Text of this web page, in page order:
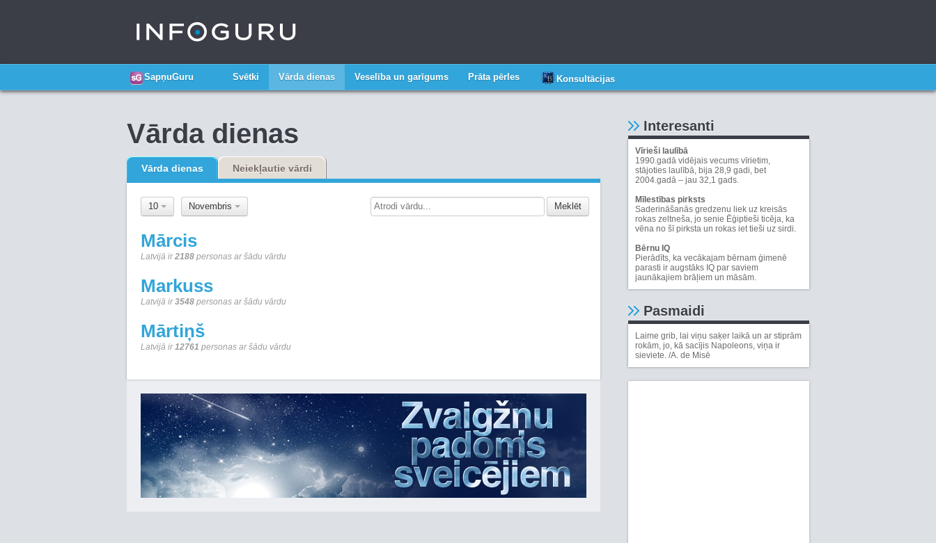
SapņuGuru Svētki Vārda dienas Veselība un garīgums Prāta pērles Konsultācijas
Vārda dienas
Vārda dienas Neiekļautie vārdi
10 Novembris Meklēt
Mārcis
Latvijā ir2188 personas ar šādu vārdu
Markuss
Latvijā ir3548 personas ar šādu vārdu
Mārtiņš
Latvijā ir12761 personas ar šādu vārdu
Interesanti
Vīrieši laulībā
1990.gadā vidējais vecums vīrietim,
stājoties laulībā, bija 28,9 gadi, bet
2004.gadā – jau 32,1 gads.
Mīlestības pirksts
Saderināšanās gredzenu liek uz kreisās
rokas zeltneša, jo senie Ēģiptieši ticēja, ka
vēna no šī pirksta un rokas iet tieši uz sirdi.
Bērnu IQ
Pierādīts, ka vecākajam bērnam ģimenē
parasti ir augstāks IQ par saviem
jaunākajiem brāļiem un māsām.
Pasmaidi
Laime grib, lai viņu saķer laikā un ar stiprām
rokām, jo, kā sacījis Napoleons, viņa ir
sieviete. /A. de Misē